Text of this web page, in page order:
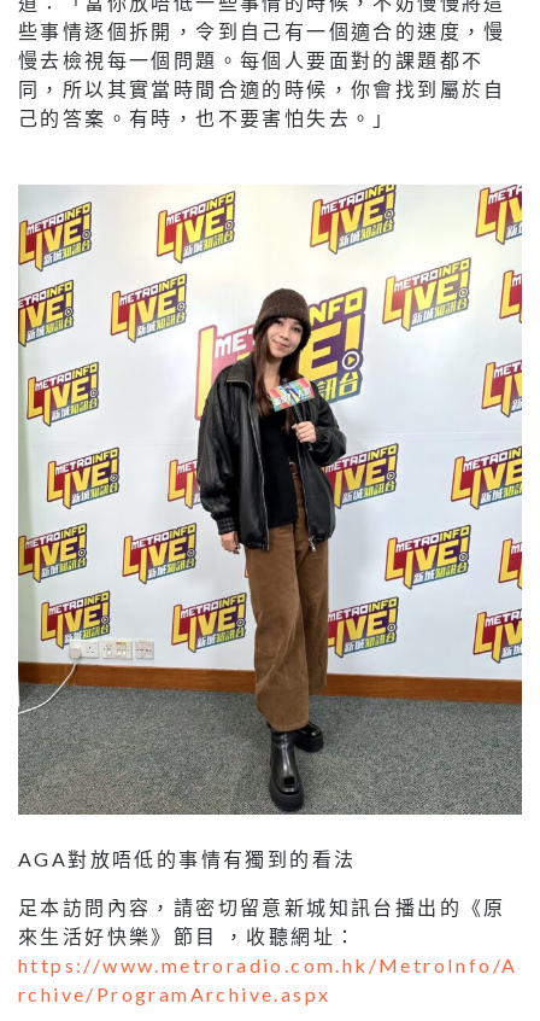
些事情逐個拆開，令到自己有一個適合的速度，慢
慢去檢視每一個問題。每個人要面對的課題都不
同，所以其實當時間合適的時候，你會找到屬於自
己的答案。有時，也不要害怕失去。」
AGA對放唔低的事情有獨到的看法
足本訪問內容，請密切留意新城知訊台播出的《原
來生活好快樂》節目 ，收聽網址：
https://www.metroradio.com.hk/MetroInfo/A
rchive/ProgramArchive.aspx